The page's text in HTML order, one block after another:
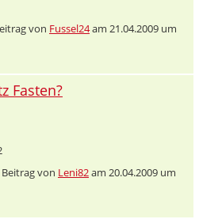
von Fussel24am 21.04.2009 um
Fasten?
von Leni82am 20.04.2009 um